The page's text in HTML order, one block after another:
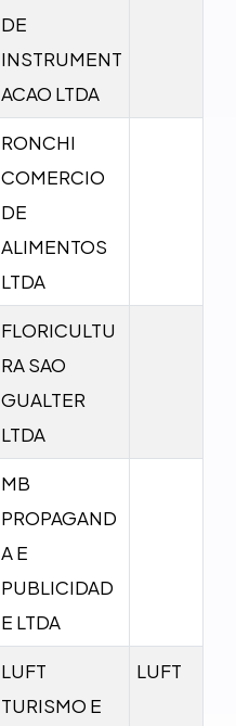
DE
INSTRUMENT
ACAO LTDA
RONCHI
COMERCIO
DE
ALIMENTOS
LTDA
FLORICULTU
RA SAO
GUALTER
LTDA
MB
PROPAGAND
A E
PUBLICIDAD
E LTDA
LUFT
TURISMO E
LUFT